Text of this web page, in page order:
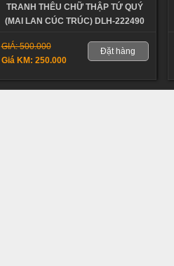
TRANH THÊU CHỮ THẬP TỨ QUÝ
(MAI LAN CÚC TRÚC) DLH-222490
GIÁ: 500.000
Giá KM: 250.000
Đặt hàng